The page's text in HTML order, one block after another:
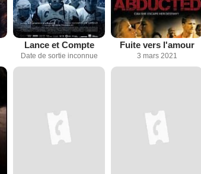
Lance et Compte
Date de sortie inconnue
Fuite vers l'amour
3 mars 2021